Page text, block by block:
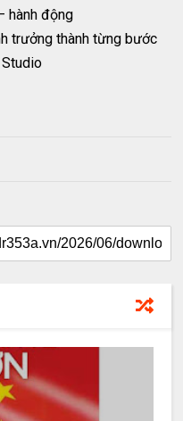
hành động
trưởng thành từng bước